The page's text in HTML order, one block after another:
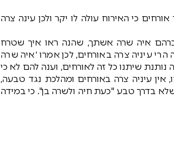
כי האירוח עולה לו יקר ולכן עינה צרה
איה שרה אשתך, שהנה ראו איך שטרח
עיניה צרה באורחים, לכן אמרו ׳איה שרה
נותנת שיתנו כל זה לאורחים, וענה להם לא כי
עיניה צרה באורחים ומהלכת נגד טבעה,
בדרך טבע "כעת חיה ולשרה בן". כי במידה